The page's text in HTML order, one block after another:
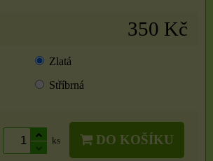
350 Kč
Zlatá
Stříbrná
ks DO KOŠÍKU